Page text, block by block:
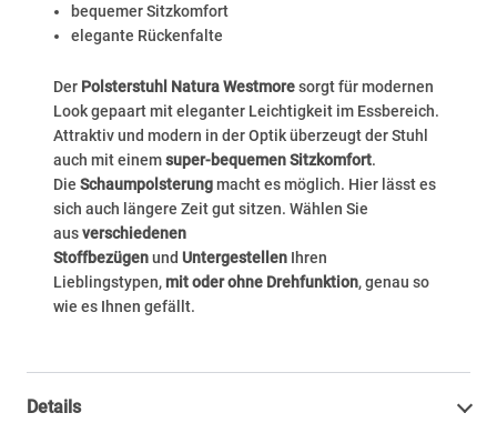
bequemer Sitzkomfort
elegante Rückenfalte
Der Polsterstuhl Natura Westmoresorgt für modernen
Look gepaart mit eleganter Leichtigkeit im Essbereich.
Attraktiv und modern in der Optik überzeugt der Stuhl
auch mit einemsuper-bequemen Sitzkomfort.
Die Schaumpolsterungmacht es möglich. Hier lässt es
sich auch längere Zeit gut sitzen. Wählen Sie
ausverschiedenen
Stoffbezügenund Untergestellen Ihren
Lieblingstypen,mit oder ohne Drehfunktion, genau so
wie es Ihnen gefällt.
Details